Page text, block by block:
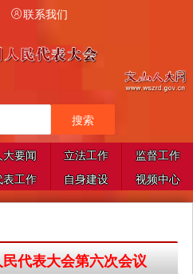
联系我们
大要闻 立法工作
监督工作
表工作 自身建设 视频中心
代表大会第六次会议